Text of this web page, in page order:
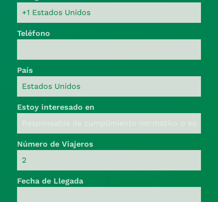
Teléfono
País
Estoy interesado en
Número de Viajeros
Fecha de Llegada